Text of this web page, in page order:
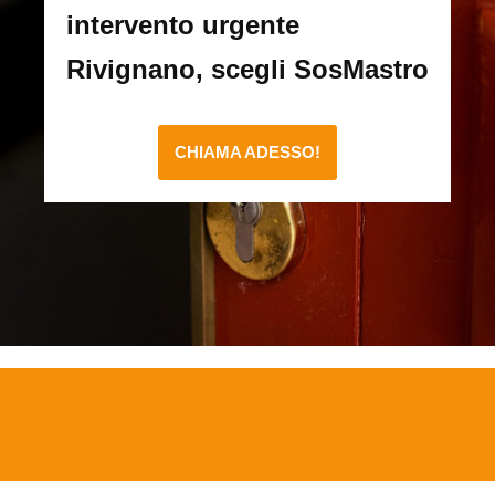
intervento urgente
Rivignano, scegli SosMastro
CHIAMA ADESSO!